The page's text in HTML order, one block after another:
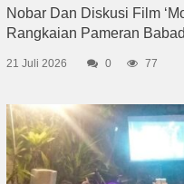
Nobar Dan Diskusi Film
Rangkaian Pameran
21 Juli 2026 0 77